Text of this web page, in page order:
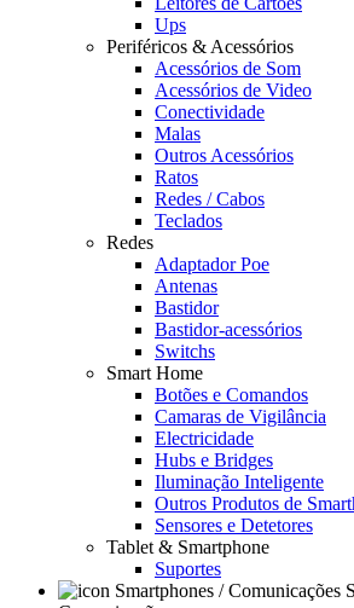
Ups
Periféricos & Acessórios
Acessórios de Som
Acessórios de Video
Conectividade
Malas
Outros Acessórios
Ratos
Redes / Cabos
Teclados
Redes
Adaptador Poe
Antenas
Bastidor
Bastidor-acessórios
Switchs
Smart Home
Botões e Comandos
Camaras de Vigilância
Electricidade
Hubs e Bridges
Iluminação Inteligente
Outros Produtos de
Sensores e Detetores
Tablet & Smartphone
Suportes